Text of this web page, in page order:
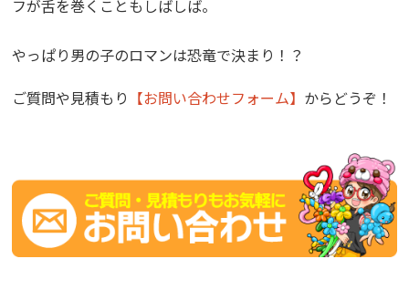
フが舌を巻くこともしばしば。
やっぱり男の子のロマンは恐竜で決まり！？
ご質問や見積もり 【お問い合わせフォーム】 からどうぞ！